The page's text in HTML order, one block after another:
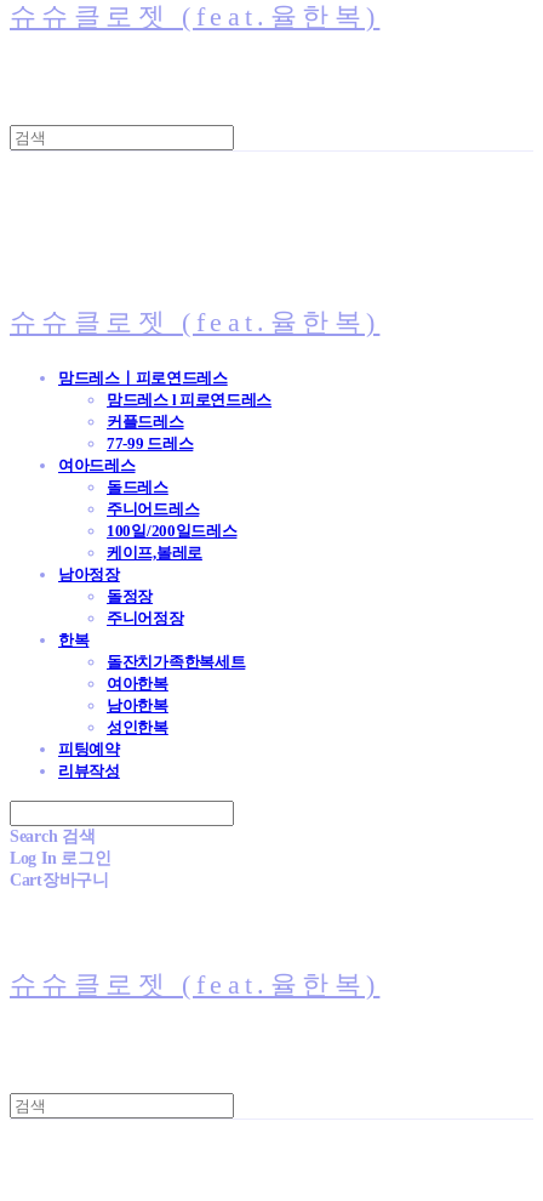
슈슈클로젯 (feat.율한복)
슈슈클로젯 (feat.율한복)
맘드레스ㅣ피로연드레스
맘드레스 l 피로연드레스
커플드레스
77-99 드레스
여아드레스
돌드레스
주니어드레스
100일/200일드레스
케이프,볼레로
남아정장
돌정장
주니어정장
한복
돌잔치가족한복세트
여아한복
남아한복
성인한복
피팅예약
리뷰작성
Search 검색
Log In 로그인
Cart장바구니
슈슈클로젯 (feat.율한복)